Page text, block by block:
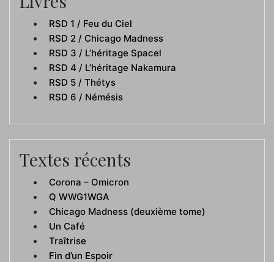
RSD 1 / Feu du Ciel
RSD 2 / Chicago Madness
RSD 3 / L’héritage Spacel
RSD 4 / L’héritage Nakamura
RSD 5 / Thétys
RSD 6 / Némésis
Textes récents
Corona – Omicron
Q WWG1WGA
Chicago Madness (deuxième tome)
Un Café
Traîtrise
Fin d’un Espoir